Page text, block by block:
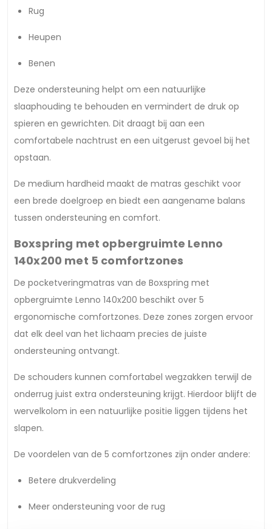
Rug
Heupen
Benen
Deze ondersteuning helpt om een natuurlijke
slaaphouding te behouden en vermindert de druk op
spieren en gewrichten. Dit draagt bij aan een
comfortabele nachtrust en een uitgerust gevoel bij het
opstaan.
De medium hardheid maakt de matras geschikt voor
een brede doelgroep en biedt een aangename balans
tussen ondersteuning en comfort.
Boxspring met opbergruimte Lenno
140x200 met 5 comfortzones
De pocketveringmatras van de Boxspring met
opbergruimte Lenno 140x200 beschikt over 5
ergonomische comfortzones. Deze zones zorgen ervoor
dat elk deel van het lichaam precies de juiste
ondersteuning ontvangt.
De schouders kunnen comfortabel wegzakken terwijl de
onderrug juist extra ondersteuning krijgt. Hierdoor blijft de
wervelkolom in een natuurlijke positie liggen tijdens het
slapen.
De voordelen van de 5 comfortzones zijn onder andere:
Betere drukverdeling
Meer ondersteuning voor de rug